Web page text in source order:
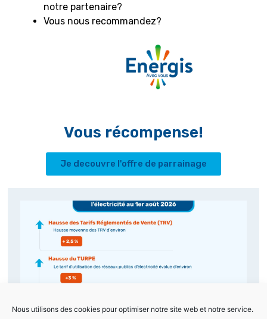
Nous utilisons des cookies pour optimiser notre site web et notre service.
notre partenaire?
Vous nous recommandez?
Vous récompense!
Je decouvre l'offre de parrainage